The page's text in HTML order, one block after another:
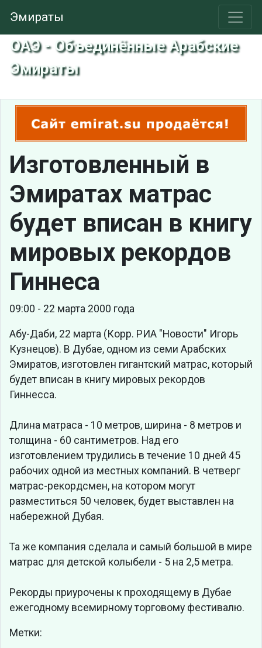
Эмираты
ОАЭ - Объединённые Арабские
Эмираты
Изготовленный в
Эмиратах матрас
будет вписан в книгу
мировых рекордов
Гиннеса
09:00 - 22 марта 2000 года
Абу-Даби, 22 марта (Корр. РИА "Новости" Игорь
Кузнецов). В Дубае, одном из семи Арабских
Эмиратов, изготовлен гигантский матрас, который
будет вписан в книгу мировых рекордов
Гиннесса.
Длина матраса - 10 метров, ширина - 8 метров и
толщина - 60 сантиметров. Над его
изготовлением трудились в течение 10 дней 45
рабочих одной из местных компаний. В четверг
матрас-рекордсмен, на котором могут
разместиться 50 человек, будет выставлен на
набережной Дубая.
Та же компания сделала и самый большой в мире
матрас для детской колыбели - 5 на 2,5 метра.
Рекорды приурочены к проходящему в Дубае
ежегодному всемирному торговому фестивалю.
Метки: